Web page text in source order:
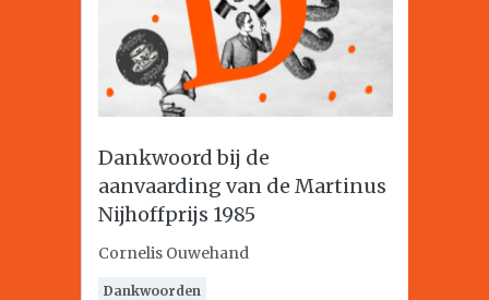
Dankwoord bij de
aanvaarding van de Martinus
Nijhoffprijs 1985
Cornelis Ouwehand
Dankwoorden